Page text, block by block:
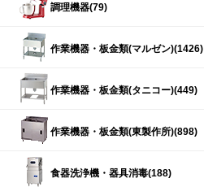
調理機器(79)
作業機器・板金類(マルゼン)(1426)
作業機器・板金類(タニコー)(449)
作業機器・板金類(東製作所)(898)
食器洗浄機・器具消毒(188)